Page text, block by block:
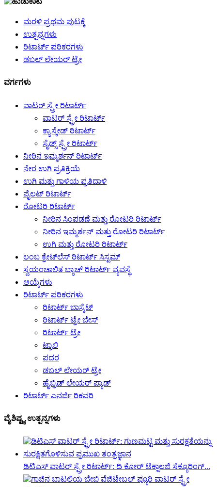
ಮರಳಿ ಪ್ರಥಮ ಪುಟಕ್ಕೆ
ಉತ್ಪನ್ನಗಳು
ರಿಟಾರ್ಟ್ ಪರಿಕರಗಳು
ಡಬಲ್ ಲೇಯರ್ ಟ್ರೇ
ವರ್ಗಗಳು
ವಾಟರ್ ಸ್ಪ್ರೇ ರಿಟಾರ್ಟ್
ವಾಟರ್ ಸ್ಪ್ರೇ ರಿಟಾರ್ಟ್
ಕ್ಯಾಸ್ಕೇಡ್ ರಿಟಾರ್ಟ್
ಸೈಡ್ಸ್ ಸ್ಪ್ರೇ ರಿಟಾರ್ಟ್
ನೀರಿನ ಇಮ್ಮರ್ಶನ್ ರಿಟಾರ್ಟ್
ನೇರ ಉಗಿ ಪ್ರತಿಕ್ರಿಯೆ
ಉಗಿ ಮತ್ತು ಗಾಳಿಯ ಪ್ರತಿದಾಳಿ
ಪೈಲಟ್ ರಿಟಾರ್ಟ್
ರೋಟರಿ ರಿಟಾರ್ಟ್
ನೀರಿನ ಸಿಂಪಡಣೆ ಮತ್ತು ರೋಟರಿ ರಿಟಾರ್ಟ್
ನೀರಿನ ಇಮ್ಮರ್ಶನ್ ಮತ್ತು ರೋಟರಿ ರಿಟಾರ್ಟ್
ಉಗಿ ಮತ್ತು ರೋಟರಿ ರಿಟಾರ್ಟ್
ಲಂಬ ಕ್ರೇಟ್‌ಲೆಸ್ ರಿಟಾರ್ಟ್ ಸಿಸ್ಟಮ್
ಸ್ವಯಂಚಾಲಿತ ಬ್ಯಾಚ್ ರಿಟಾರ್ಟ್ ವ್ಯವಸ್ಥೆ
ಆಯ್ಕೆಗಳು
ರಿಟಾರ್ಟ್ ಪರಿಕರಗಳು
ರಿಟಾರ್ಟ್ ಬಾಸ್ಕೆಟ್
ರಿಟಾರ್ಟ್ ಟ್ರೇ ಬೇಸ್
ರಿಟಾರ್ಟ್ ಟ್ರೇ
ಟ್ರಾಲಿ
ಪದರ
ಡಬಲ್ ಲೇಯರ್ ಟ್ರೇ
ಹೈಬ್ರಿಡ್ ಲೇಯರ್ ಪ್ಯಾಡ್
ರಿಟಾರ್ಟ್ ಎನರ್ಜಿ ರಿಕವರಿ
ವೈಶಿಷ್ಟ್ಯ ಉತ್ಪನ್ನಗಳು
ಡಿಟಿಎಸ್ ವಾಟರ್ ಸ್ಪ್ರೇ ರಿಟಾರ್ಟ್: ದಿ ಕೋರ್ ಟೆಕ್ನಾಲಜಿ ಸೆಕ್ಯೂರಿಂಗ್...